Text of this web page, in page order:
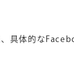
具体的な